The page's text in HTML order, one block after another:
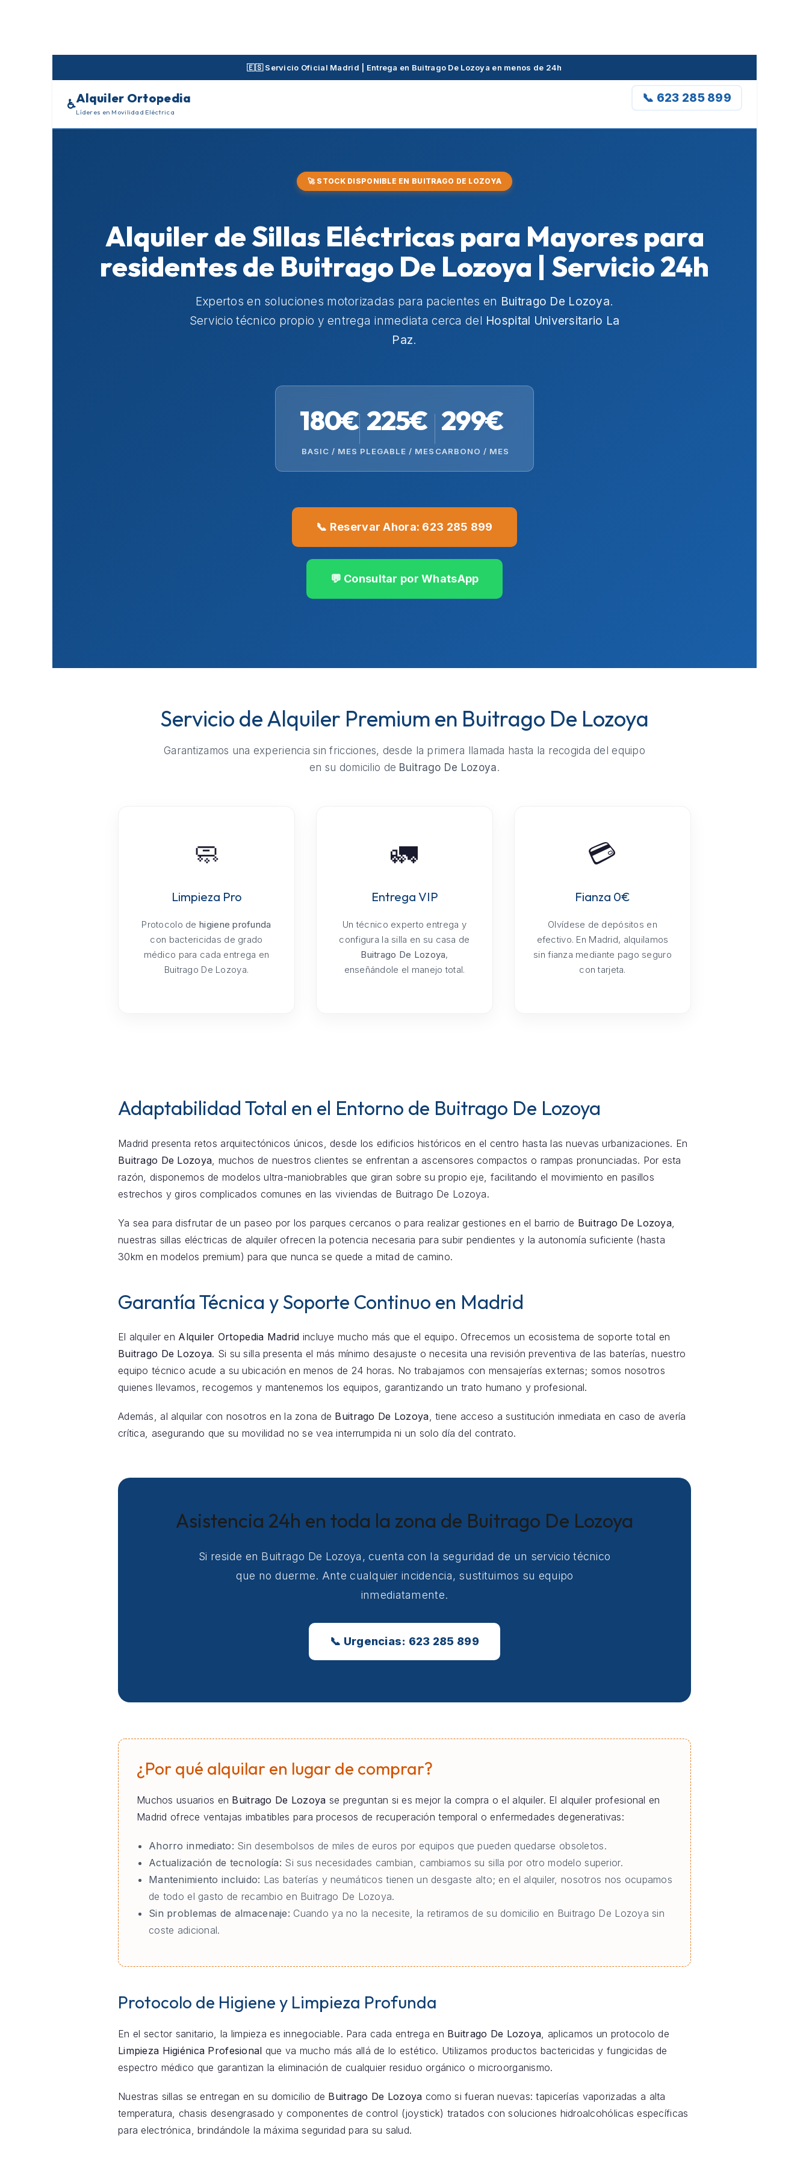
🇪🇸 Servicio Oficial Madrid | Entrega en Buitrago De Lozoya en menos de 24h
♿Alquiler Ortopedia
Líderes en Movilidad Eléctrica
📞 623 285 899
🚀 STOCK DISPONIBLE EN BUITRAGO DE LOZOYA
Alquiler de Sillas Eléctricas para Mayores para
residentes de Buitrago De Lozoya | Servicio 24h
Expertos en soluciones motorizadas para pacientes en Buitrago De Lozoya.
Servicio técnico propio y entrega inmediata cerca del Hospital Universitario La
Paz.
180€
BASIC / MES
225€
PLEGABLE / MES
299€
CARBONO / MES
📞 Reservar Ahora: 623 285 899
💬 Consultar por WhatsApp
Servicio de Alquiler Premium en Buitrago De Lozoya
Garantizamos una experiencia sin fricciones, desde la primera llamada hasta la recogida del equipo
en su domicilio de Buitrago De Lozoya.
🧼
Limpieza Pro
Protocolo dehigiene profunda
con bactericidas de grado
médico para cada entrega en
Buitrago De Lozoya.
🚛
Entrega VIP
Un técnico experto entrega y
configura la silla en su casa de
Buitrago De Lozoya,
enseñándole el manejo total.
💳
Fianza 0€
Olvídese de depósitos en
efectivo. En Madrid, alquilamos
sin fianza mediante pago seguro
con tarjeta.
Adaptabilidad Total en el Entorno de Buitrago De Lozoya
Madrid presenta retos arquitectónicos únicos, desde los edificios históricos en el centro hasta las nuevas urbanizaciones. En
Buitrago De Lozoya , muchos de nuestros clientes se enfrentan a ascensores compactos o rampas pronunciadas. Por esta
razón, disponemos de modelos ultra-maniobrables que giran sobre su propio eje, facilitando el movimiento en pasillos
estrechos y giros complicados comunes en las viviendas de Buitrago De Lozoya.
Ya sea para disfrutar de un paseo por los parques cercanos o para realizar gestiones en el barrio de Buitrago De Lozoya,
nuestras sillas eléctricas de alquiler ofrecen la potencia necesaria para subir pendientes y la autonomía suficiente (hasta
30km en modelos premium) para que nunca se quede a mitad de camino.
Garantía Técnica y Soporte Continuo en Madrid
El alquiler en Alquiler Ortopedia Madrid incluye mucho más que el equipo. Ofrecemos un ecosistema de soporte total en
Buitrago De Lozoya. Si su silla presenta el más mínimo desajuste o necesita una revisión preventiva de las baterías, nuestro
equipo técnico acude a su ubicación en menos de 24 horas. No trabajamos con mensajerías externas; somos nosotros
quienes llevamos, recogemos y mantenemos los equipos, garantizando un trato humano y profesional.
Además, al alquilar con nosotros en la zona de Buitrago De Lozoya, tiene acceso a sustitución inmediata en caso de avería
crítica, asegurando que su movilidad no se vea interrumpida ni un solo día del contrato.
Asistencia 24h en toda la zona de Buitrago De Lozoya
Si reside en Buitrago De Lozoya, cuenta con la seguridad de un servicio técnico
que no duerme. Ante cualquier incidencia, sustituimos su equipo
inmediatamente.
📞 Urgencias: 623 285 899
¿Por qué alquilar en lugar de comprar?
Muchos usuarios en Buitrago De Lozoya se preguntan si es mejor la compra o el alquiler. El alquiler profesional en
Madrid ofrece ventajas imbatibles para procesos de recuperación temporal o enfermedades degenerativas:
Ahorro inmediato: Sin desembolsos de miles de euros por equipos que pueden quedarse obsoletos.
Actualización de tecnología: Si sus necesidades cambian, cambiamos su silla por otro modelo superior.
Mantenimiento incluido: Las baterías y neumáticos tienen un desgaste alto; en el alquiler, nosotros nos ocupamos
de todo el gasto de recambio en Buitrago De Lozoya.
Sin problemas de almacenaje: Cuando ya no la necesite, la retiramos de su domicilio en Buitrago De Lozoya sin
coste adicional.
Protocolo de Higiene y Limpieza Profunda
En el sector sanitario, la limpieza es innegociable. Para cada entrega en Buitrago De Lozoya , aplicamos un protocolo de
Limpieza Higiénica Profesional que va mucho más allá de lo estético. Utilizamos productos bactericidas y fungicidas de
espectro médico que garantizan la eliminación de cualquier residuo orgánico o microorganismo.
Nuestras sillas se entregan en su domicilio de Buitrago De Lozoya como si fueran nuevas: tapicerías vaporizadas a alta
temperatura, chasis desengrasado y componentes de control (joystick) tratados con soluciones hidroalcohólicas específicas
para electrónica, brindándole la máxima seguridad para su salud.